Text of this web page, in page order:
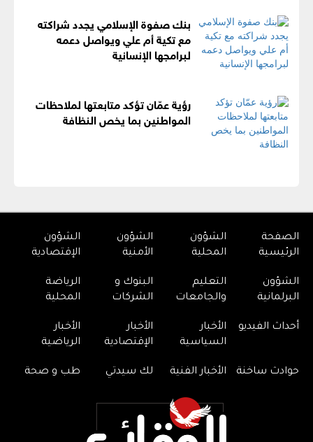
بنك صفوة الإسلامي يجدد شراكته
مع تكية أم علي ويواصل دعمه
لبرامجها الإنسانية
رؤية عمّان تؤكد متابعتها لملاحظات
المواطنين بما يخص النظافة
الصفحة
الرئيسية
الشؤون
المحلية
الشؤون
الأمنية
الشؤون
الإقتصادية
الشؤون
البرلمانية
التعليم
والجامعات
البنوك و
الشركات
الرياضة
المحلية
أحداث الفيديو
الأخبار
السياسية
الأخبار
الإقتصادية
الأخبار
الرياضية
حوادث ساخنة الأخبار الفنية لك سيدتي طب و صحة